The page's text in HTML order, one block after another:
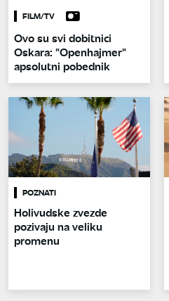
FILM/TV
Ovo su svi dobitnici
Oskara: "Openhajmer"
apsolutni pobednik
POZNATI
Holivudske zvezde
pozivaju na veliku
promenu